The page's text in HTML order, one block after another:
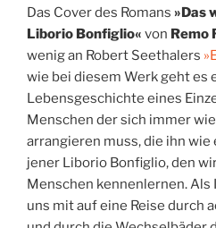
Das Cover des Romans »Das
Liborio Bonfiglio« von Remo
wenig an Robert Seethalers
wie bei diesem Werk geht es
Lebensgeschichte eines
Menschen der sich immer
arrangieren muss, die ihn wie
jener Liborio Bonfiglio, den
Menschen kennenlernen.
uns mit auf eine Reise durch